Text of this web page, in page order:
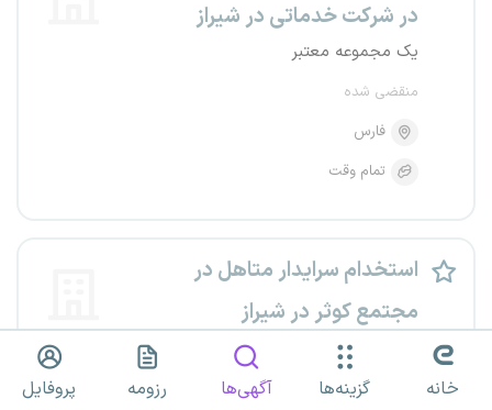
در شرکت خدماتی در شیراز
یک مجموعه معتبر
منقضی شده
فارس
تمام وقت
استخدام سرایدار متاهل در
مجتمع کوثر در شیراز
یک مجموعه معتبر
منقضی شده خانه گزینه‌ها آگهی‌ها رزومه پروفایل